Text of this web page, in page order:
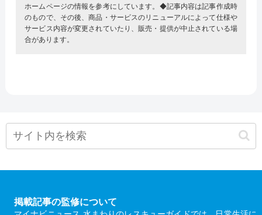
ホームページの情報を参考にしています。◆記事内容は記事作成時
のもので、その後、商品・サービスのリニューアルによって仕様や
サービス内容が変更されていたり、販売・提供が中止されている場
合があります。
掲載記事の監修について